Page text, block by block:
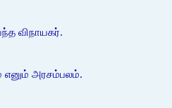
விநாயகர்.
அரசம்பலம்.